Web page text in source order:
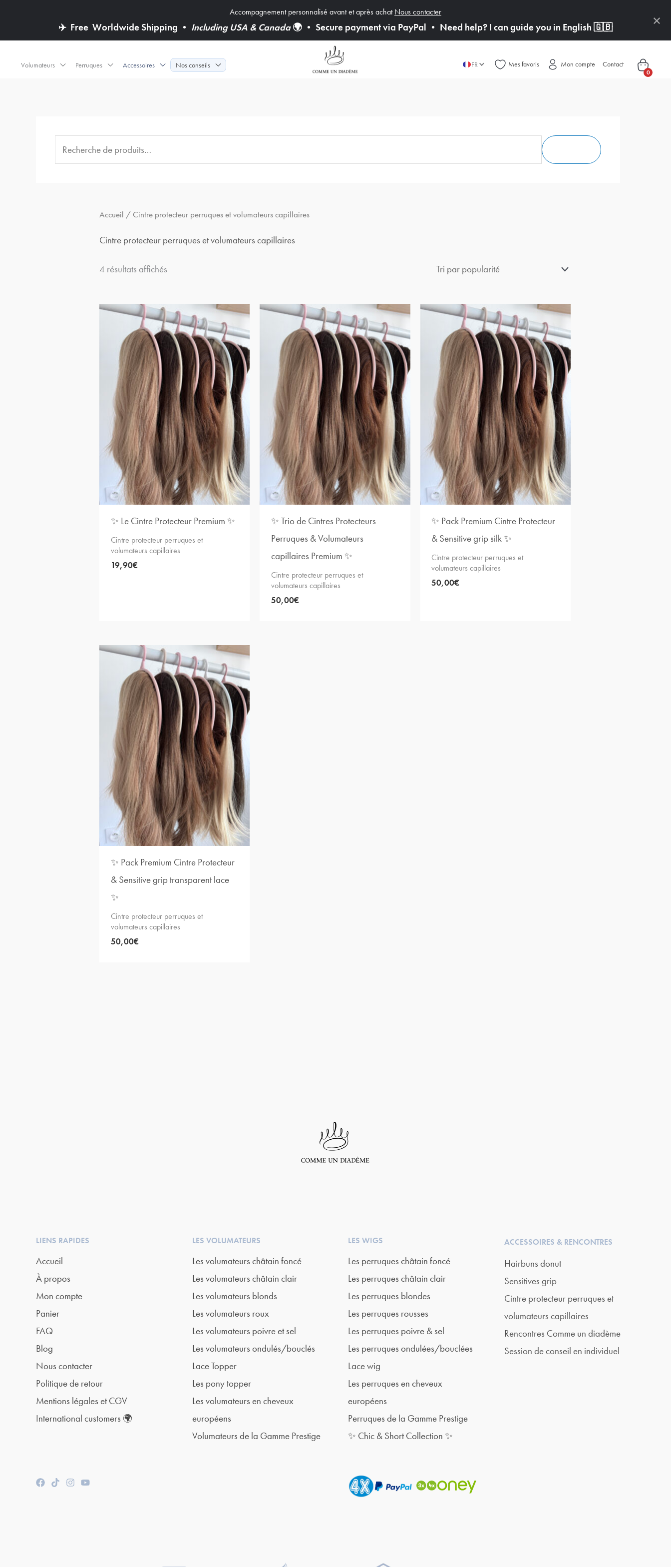
Accompagnement personnalisé avant et après achatNous contacter
✈️ Free Worldwide Shipping • Including USA & Canada🌍 • Secure payment via PayPal • Need help? I can guide you in English 🇬🇧 ×
Volumateurs Perruques Accessoires Nos conseils FR Mes favoris Mon compte Contact
0
c
Accueil / Cintre protecteur perruques et volumateurs capillaires
Cintre protecteur perruques et volumateurs capillaires
4 résultats affichés
Trié
par
✨ Le Cintre Protecteur Premium ✨
Cintre protecteur perruques et
volumateurs capillaires
19,90€
✨ Trio de Cintres Protecteurs
Perruques & Volumateurs
capillaires Premium ✨
Cintre protecteur perruques et
volumateurs capillaires
50,00€
✨ Pack Premium Cintre Protecteur
& Sensitive grip silk ✨
Cintre protecteur perruques et
volumateurs capillaires
50,00€
✨ Pack Premium Cintre Protecteur
& Sensitive grip transparent lace
✨
Cintre protecteur perruques et
volumateurs capillaires
50,00€
LIENS RAPIDES
Accueil
À propos
Mon compte
Panier
FAQ
Blog
Nous contacter
Politique de retour
Mentions légales et CGV
International customers 🌍
LES VOLUMATEURS
Les volumateurs châtain foncé
Les volumateurs châtain clair
Les volumateurs blonds
Les volumateurs roux
Les volumateurs poivre et sel
Les volumateurs ondulés/bouclés
Lace Topper
Les pony topper
Les volumateurs en cheveux
européens
Volumateurs de la Gamme Prestige
LES WIGS
Les perruques châtain foncé
Les perruques châtain clair
Les perruques blondes
Les perruques rousses
Les perruques poivre & sel
Les perruques ondulées/bouclées
Lace wig
Les perruques en cheveux
européens
Perruques de la Gamme Prestige
✨ Chic & Short Collection ✨
ACCESSOIRES & RENCONTRES
Hairbuns donut
Sensitives grip
Cintre protecteur perruques et
volumateurs capillaires
Rencontres Comme un diadème
Session de conseil en individuel